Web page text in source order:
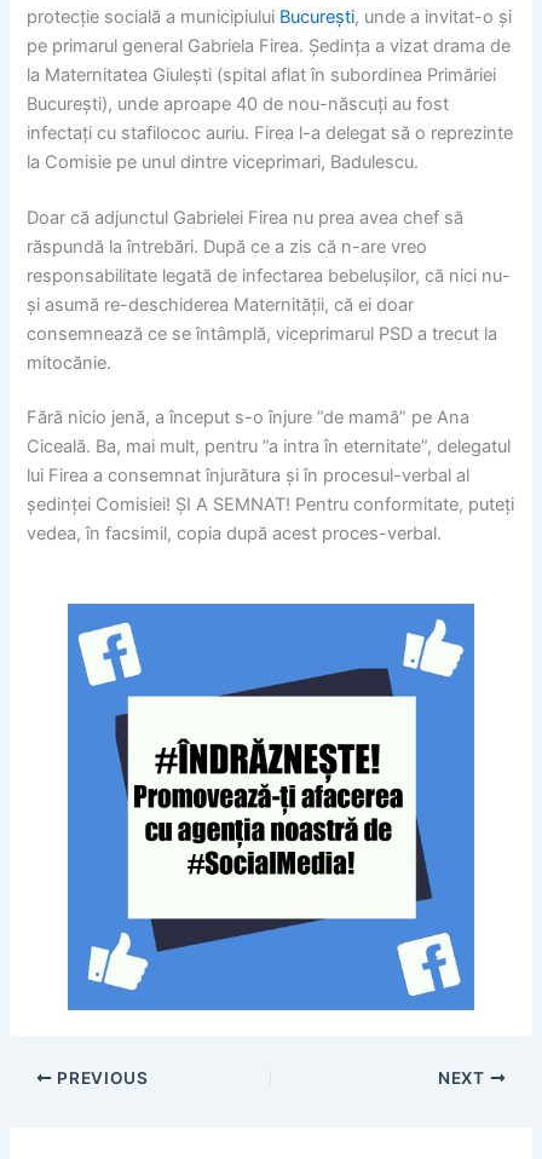
protecție socială a municipiului București, unde a invitat-o și
pe primarul general Gabriela Firea. Ședința a vizat drama de
la Maternitatea Giulești (spital aflat în subordinea Primăriei
București), unde aproape 40 de nou-născuți au fost
infectați cu stafilococ auriu. Firea l-a delegat să o reprezinte
la Comisie pe unul dintre viceprimari, Badulescu.
Doar că adjunctul Gabrielei Firea nu prea avea chef să
răspundă la întrebări. După ce a zis că n-are vreo
responsabilitate legată de infectarea bebelușilor, că nici nu-
și asumă re-deschiderea Maternității, că ei doar
consemnează ce se întâmplă, viceprimarul PSD a trecut la
mitocănie.
Fără nicio jenă, a început s-o înjure ”de mamă” pe Ana
Ciceală. Ba, mai mult, pentru ”a intra în eternitate”, delegatul
lui Firea a consemnat înjurătura și în procesul-verbal al
ședinței Comisiei! ȘI A SEMNAT! Pentru conformitate, puteți
vedea, în facsimil, copia după acest proces-verbal.
PREVIOUS NEXT